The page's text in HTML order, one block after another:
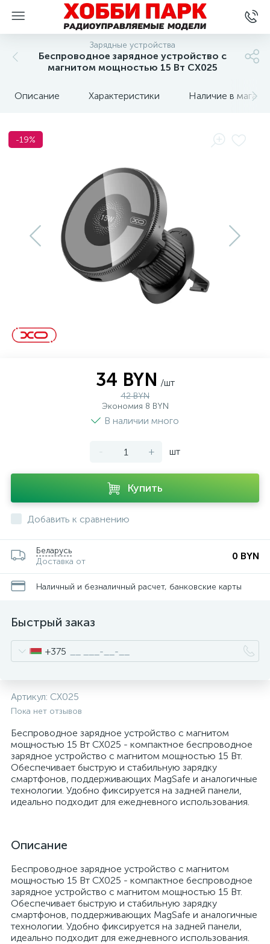
Зарядные устройства
Беспроводное зарядное устройство с
магнитом мощностью 15 Вт CX025
Описание Характеристики Наличие в
-19%
34 BYN /шт
42 BYN
Экономия 8 BYN
В наличии много
- + шт
Купить
Добавить к сравнению
Беларусь
Доставка от
0 BYN
Наличный и безналичный расчет, банковские карты
Быстрый заказ
+375
Артикул: CX025
Пока нет отзывов
Беспроводное зарядное устройство с магнитом
мощностью 15 Вт CX025 - компактное беспроводное
зарядное устройство с магнитом мощностью 15 Вт.
Обеспечивает быструю и стабильную зарядку
смартфонов, поддерживающих MagSafe и аналогичные
технологии. Удобно фиксируется на задней панели,
идеально подходит для ежедневного использования.
Описание
Беспроводное зарядное устройство с магнитом
мощностью 15 Вт CX025 - компактное беспроводное
зарядное устройство с магнитом мощностью 15 Вт.
Обеспечивает быструю и стабильную зарядку
смартфонов, поддерживающих MagSafe и аналогичные
технологии. Удобно фиксируется на задней панели,
идеально подходит для ежедневного использования.